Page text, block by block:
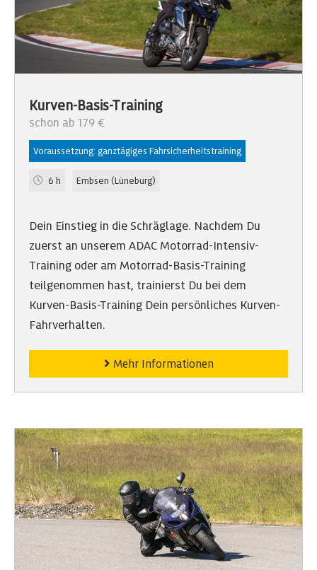
Kurven-Basis-Training
schon ab 179 €
Voraussetzung: ganztägiges Fahrsicherheitstraining
6 h Embsen (Lüneburg)
Dein Einstieg in die Schräglage. Nachdem Du
zuerst an unserem ADAC Motorrad-Intensiv-
Training oder am Motorrad-Basis-Training
teilgenommen hast, trainierst Du bei dem
Kurven-Basis-Training Dein persönliches Kurven-
Fahrverhalten.
Mehr Informationen